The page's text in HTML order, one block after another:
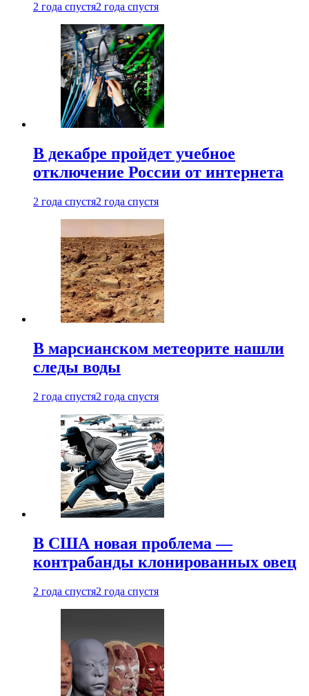
2 года спустя2 года спустя
В декабре пройдет учебное
отключение России от интернета
2 года спустя2 года спустя
В марсианском метеорите нашли
следы воды
2 года спустя2 года спустя
В США новая проблема —
контрабанды клонированных овец
2 года спустя2 года спустя